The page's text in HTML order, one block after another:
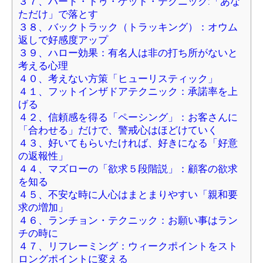
ただけ」で落とす
３８、バックトラック（トラッキング）：オウム
返しで好感度アップ
３９、ハロー効果：有名人は非の打ち所がないと
考える心理
４０、考えない方策「ヒューリスティック」
４１、フットインザドアテクニック：承諾率を上
げる
４２、信頼感を得る「ペーシング」：お客さんに
「合わせる」だけで、警戒心はほどけていく
４３、好いてもらいたければ、好きになる「好意
の返報性」
４４、マズローの「欲求５段階説」：顧客の欲求
を知る
４５、不安な時に人心はまとまりやすい「親和要
求の増加」
４６、ランチョン・テクニック：お願い事はラン
チの時に
４７、リフレーミング：ウィークポイントをスト
ロングポイントに変える